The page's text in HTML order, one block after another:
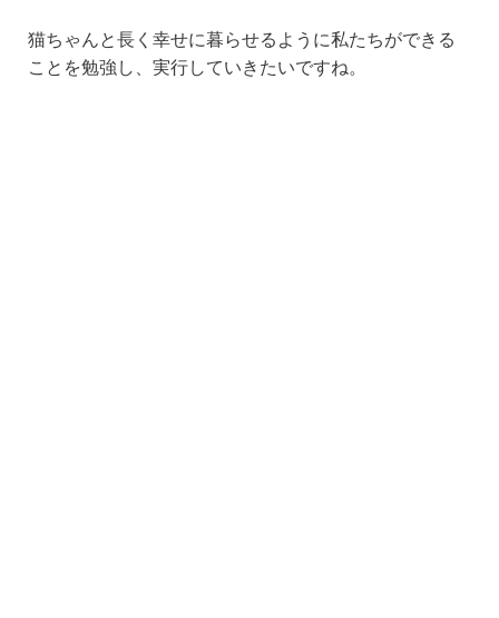
猫ちゃんと長く幸せに暮らせるように私たちができる
ことを勉強し、実行していきたいですね。